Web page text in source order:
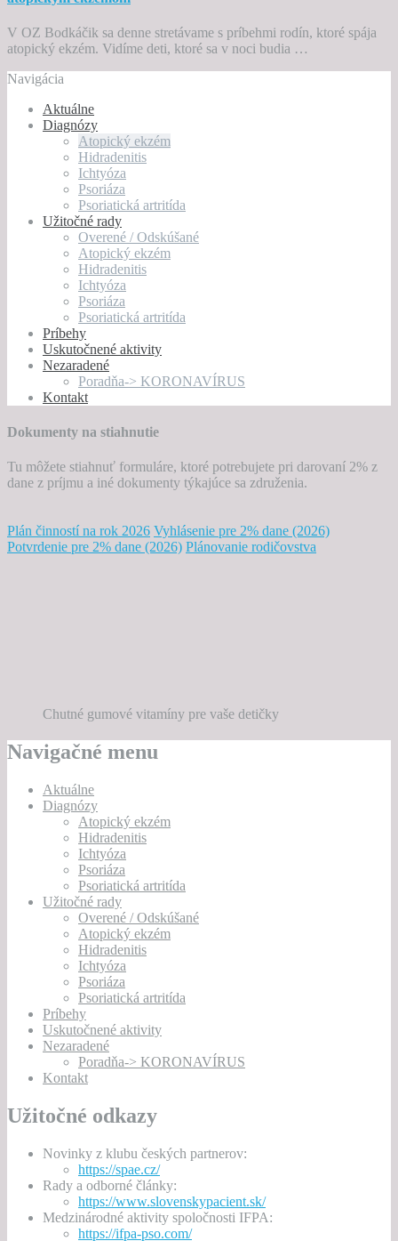
V OZ Bodkáčik sa denne stretávame s príbehmi rodín, ktoré spája
atopický ekzém. Vidíme deti, ktoré sa v noci budia …
Navigácia
Aktuálne
Diagnózy
Atopický ekzém
Hidradenitis
Ichtyóza
Psoriáza
Psoriatická artritída
Užitočné rady
Overené / Odskúšané
Atopický ekzém
Hidradenitis
Ichtyóza
Psoriáza
Psoriatická artritída
Príbehy
Uskutočnené aktivity
Nezaradené
Poradňa-> KORONAVÍRUS
Kontakt
Dokumenty na stiahnutie
Tu môžete stiahnuť formuláre, ktoré potrebujete pri darovaní 2% z
dane z príjmu a iné dokumenty týkajúce sa združenia.
Plán činností na rok 2026 Vyhlásenie pre 2% dane (2026)
Potvrdenie pre 2% dane (2026) Plánovanie rodičovstva
Chutné gumové vitamíny pre vaše detičky
Navigačné menu
Aktuálne
Diagnózy
Atopický ekzém
Hidradenitis
Ichtyóza
Psoriáza
Psoriatická artritída
Užitočné rady
Overené / Odskúšané
Atopický ekzém
Hidradenitis
Ichtyóza
Psoriáza
Psoriatická artritída
Príbehy
Uskutočnené aktivity
Nezaradené
Poradňa-> KORONAVÍRUS
Kontakt
Užitočné odkazy
Novinky z klubu českých partnerov:
https://spae.cz/
Rady a odborné články:
https://www.slovenskypacient.sk/
Medzinárodné aktivity spoločnosti IFPA:
https://ifpa-pso.com/